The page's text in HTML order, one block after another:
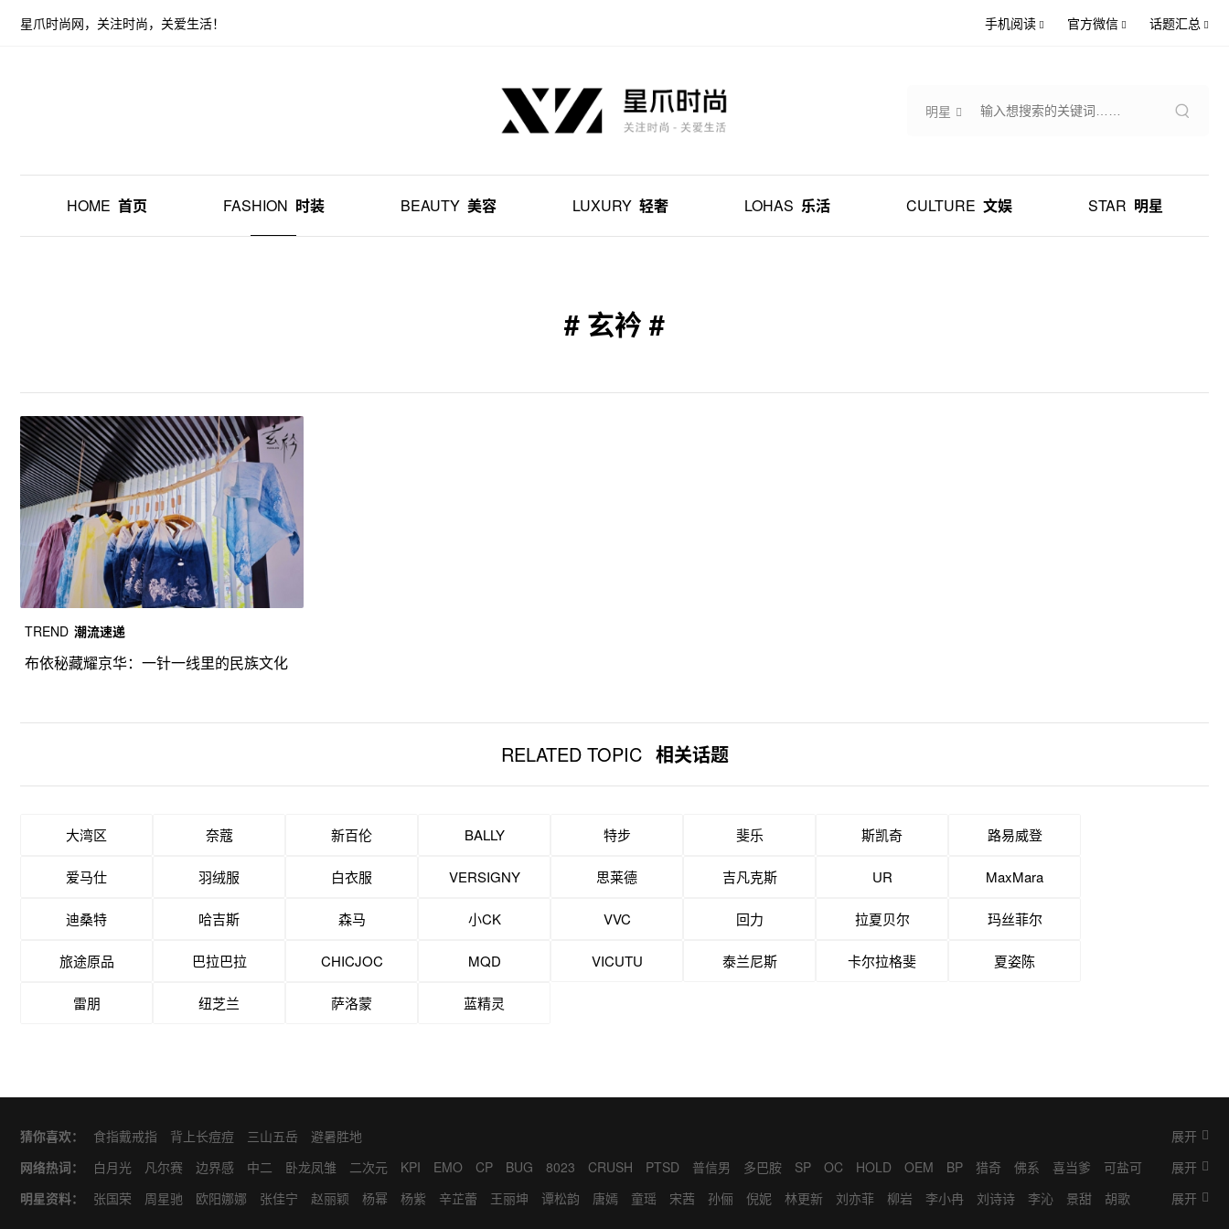
星爪时尚网，关注时尚，关爱生活！ 手机阅读 官方微信 话题汇总
明星
HOME 首页 FASHION 时装 BEAUTY 美容 LUXURY 轻奢 LOHAS 乐活 CULTURE 文娱 STAR 明星
# 玄衿 #
TREND 潮流速递
布依秘藏耀京华：一针一线里的民族文化
RELATED TOPIC 相关话题
大湾区 奈蔻 新百伦 BALLY 特步 斐乐 斯凯奇 路易威登
爱马仕 羽绒服 白衣服 VERSIGNY 思莱德 吉凡克斯 UR MaxMara
迪桑特 哈吉斯 森马 小CK VVC 回力 拉夏贝尔 玛丝菲尔
旅途原品 巴拉巴拉 CHICJOC MQD VICUTU 泰兰尼斯 卡尔拉格斐 夏姿陈
雷朋 纽芝兰 萨洛蒙 蓝精灵
猜你喜欢： 食指戴戒指 背上长痘痘 三山五岳 避暑胜地
展开
网络热词：
白月光 凡尔赛 边界感 中二 卧龙凤雏 二次元 KPI EMO CP BUG 8023 CRUSH PTSD 普信男 多巴胺 SP OC HOLD OEM BP 猎奇 佛系 喜当爹
可盐可
甜
对食 麻瓜 四爱 MEAN CARE VS CPU CBD LOW BRO ED KOL WINK 绿茶女 CPDD YYDS FLAG 掮客 K9 抓马 IP 梦女 BINGO 奥利给 ML
展开
明星资料：
张国荣 周星驰 欧阳娜娜 张佳宁 赵丽颖 杨幂 杨紫 辛芷蕾 王丽坤 谭松韵 唐嫣 童瑶 宋茜 孙俪 倪妮 林更新 刘亦菲 柳岩 李小冉 刘诗诗 李沁 景甜
胡歌
展开